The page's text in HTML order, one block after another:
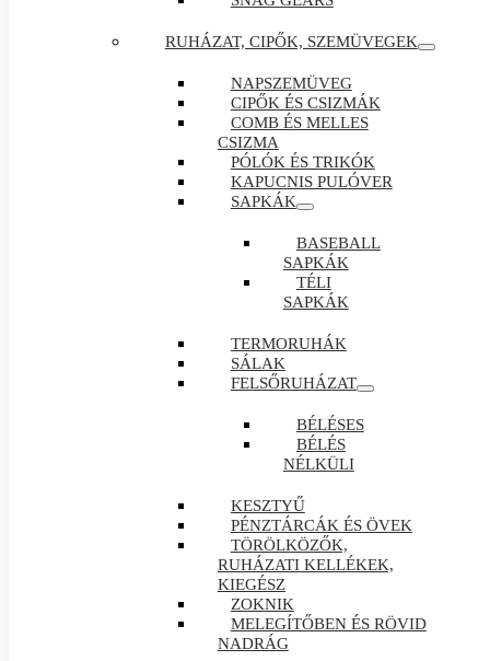
RUHÁZAT, CIPŐK, SZEMÜVEGEK
NAPSZEMÜVEG
CIPŐK ÉS CSIZMÁK
COMB ÉS MELLES
CSIZMA
PÓLÓK ÉS TRIKÓK
KAPUCNIS PULÓVER
SAPKÁK
BASEBALL
SAPKÁK
TÉLI
SAPKÁK
TERMORUHÁK
SÁLAK
FELSŐRUHÁZAT
BÉLÉSES
BÉLÉS
NÉLKÜLI
KESZTYŰ
PÉNZTÁRCÁK ÉS ÖVEK
TÖRÖLKÖZŐK,
RUHÁZATI KELLÉKEK,
KIEGÉSZ
ZOKNIK
MELEGÍTŐBEN ÉS RÖVID
NADRÁG